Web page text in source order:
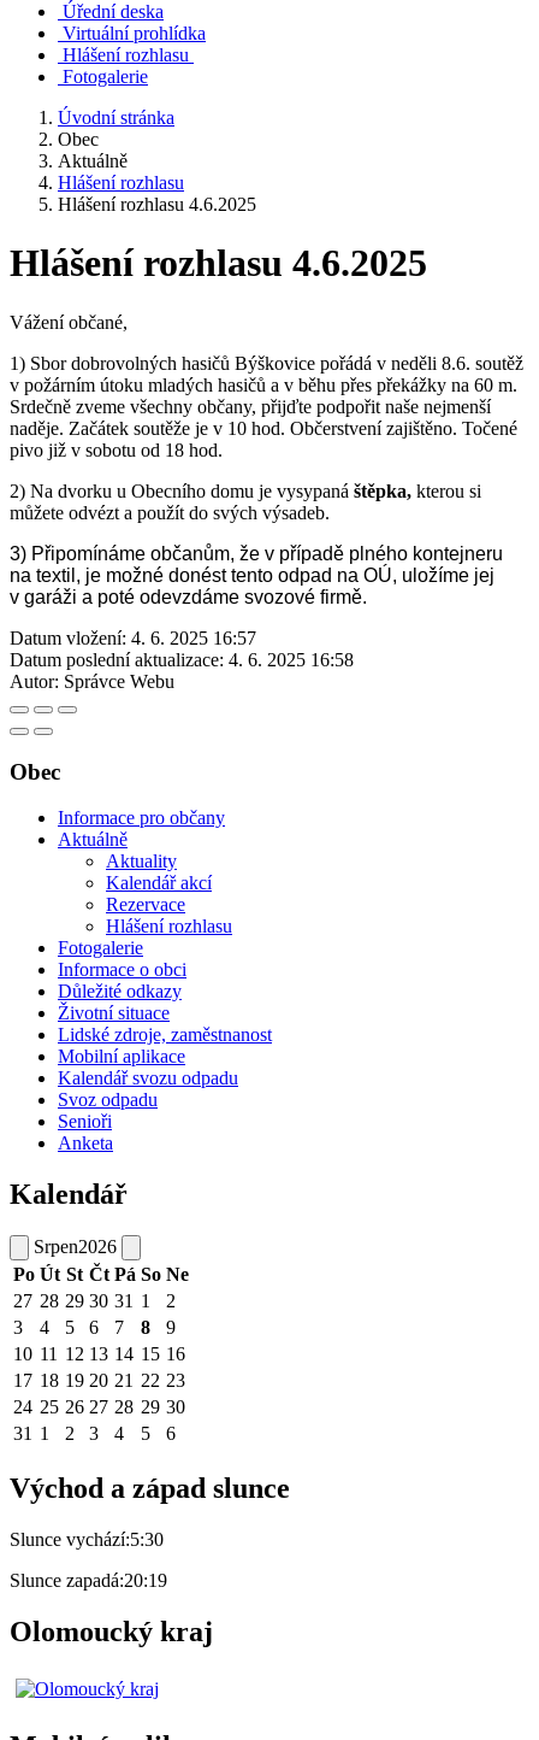
Úřední deska
Virtuální prohlídka
Hlášení rozhlasu
Fotogalerie
Úvodní stránka
Obec
Aktuálně
Hlášení rozhlasu
Hlášení rozhlasu 4.6.2025
Hlášení rozhlasu 4.6.2025
Vážení občané,
1) Sbor dobrovolných hasičů Býškovice pořádá v neděli 8.6. soutěž
v požárním útoku mladých hasičů a v běhu přes překážky na 60 m.
Srdečně zveme všechny občany, přijďte podpořit naše nejmenší
naděje. Začátek soutěže je v 10 hod. Občerstvení zajištěno. Točené
pivo již v sobotu od 18 hod.
2) Na dvorku u Obecního domu je vysypaná štěpka, kterou si
můžete odvézt a použít do svých výsadeb.
3) Připomínáme občanům, že v případě plného kontejneru
na textil, je možné donést tento odpad na OÚ, uložíme jej
v garáži a poté odevzdáme svozové firmě.
Datum vložení: 4. 6. 2025 16:57
Datum poslední aktualizace: 4. 6. 2025 16:58
Autor: Správce Webu
Obec
Informace pro občany
Aktuálně
Aktuality
Kalendář akcí
Rezervace
Hlášení rozhlasu
Fotogalerie
Informace o obci
Důležité odkazy
Životní situace
Lidské zdroje, zaměstnanost
Mobilní aplikace
Kalendář svozu odpadu
Svoz odpadu
Senioři
Anketa
Kalendář
Srpen2026
Po Út St Čt Pá So Ne
27 28 29 30 31 1
2
3
4 5 6 7 8
9
10 11 12 13 14 15 16
17 18 19 20 21 22 23
24 25 26 27 28 29 30
31 1 2 3 4 5 6
Východ a západ slunce
Slunce vychází:5:30
Slunce zapadá:20:19
Olomoucký kraj